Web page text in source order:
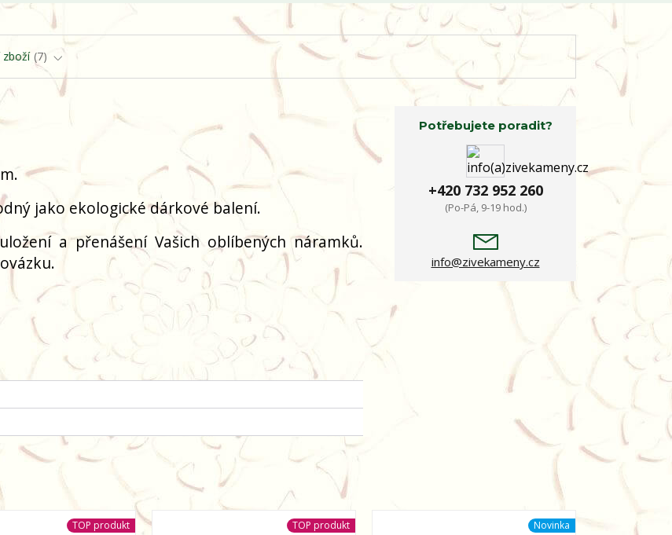
zboží 7
jako ekologické dárkové balení.
a přenášení Vašich oblíbených náramků.
Potřebujete poradit?
+420 732 952 260
(Po-Pá, 9-19 hod.)
info@zivekameny.cz
TOP produkt
TOP produkt
Novinka